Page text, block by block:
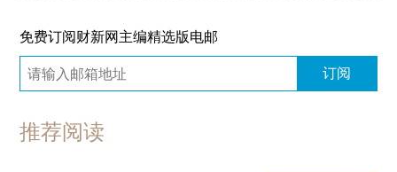
免费订阅财新网主编精选版电邮
订阅
推荐阅读